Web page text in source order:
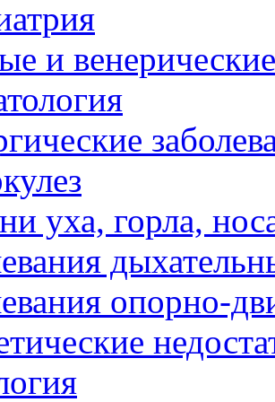
и
уха, горла,
опорно-